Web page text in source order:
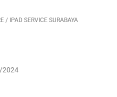
/ IPAD SERVICE SURABAYA
2024